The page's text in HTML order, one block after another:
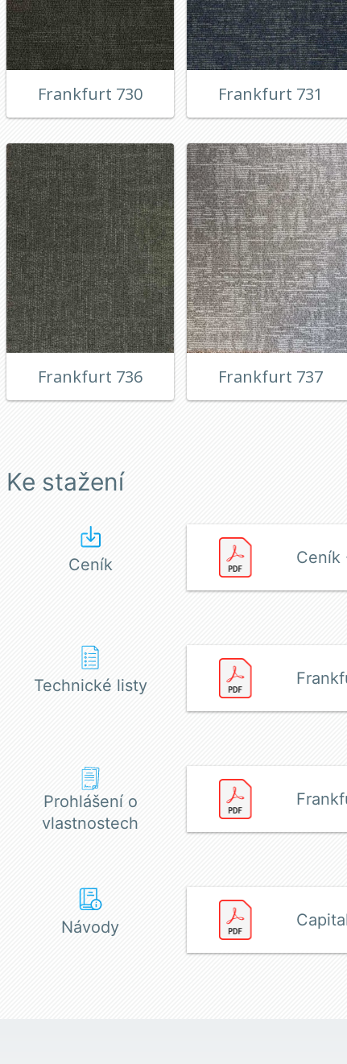
Frankfurt 730 Frankfurt 731
Frankfurt 736 Frankfurt 737
Ke stažení
Ceník Ceník
Technické listy
Prohlášení o
vlastnostech
Návody